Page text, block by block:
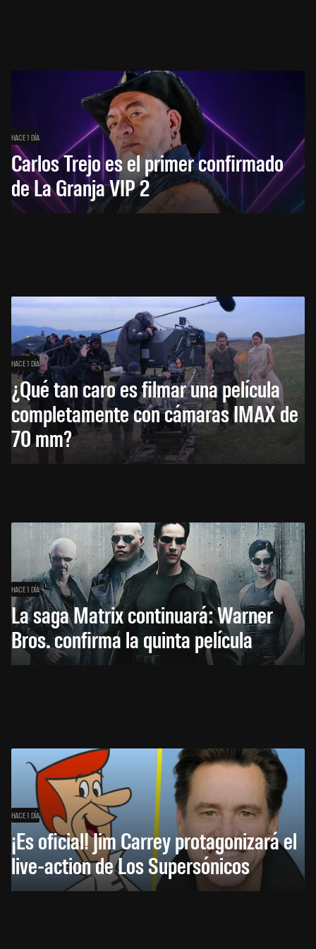
HACE 1 DÍA
Carlos Trejo es el primer confirmado
de La Granja VIP 2
HACE 1 DÍA
¿Qué tan caro es filmar una película
completamente con cámaras IMAX de
70 mm?
HACE 1 DÍA
La saga Matrix continuará: Warner
Bros. confirma la quinta película
HACE 1 DÍA
¡Es oficial! Jim Carrey protagonizará el
live-action de Los Supersónicos